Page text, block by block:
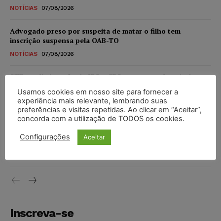
NOTÍCIAS 07/08/2026
Advogado preso por suspeita de matar o filho tem
inscrição suspensa pela OAB-TO
NOTÍCIAS 07/08/2026
STF amplia isenção de IBS e CBS na compra de veículos
níveis
DIREITO TRIBUTÁRIO 07/08/2026
Justiça do Trabalho mantém justa causa de empregado que
vendia canetas emagrecedoras no local de trabalho
Inscreva-se
Usamos cookies em nosso site para fornecer a
experiência mais relevante, lembrando suas
preferências e visitas repetidas. Ao clicar em “Aceitar”,
concorda com a utilização de TODOS os cookies.
Configurações Aceitar